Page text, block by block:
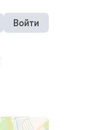
Войти